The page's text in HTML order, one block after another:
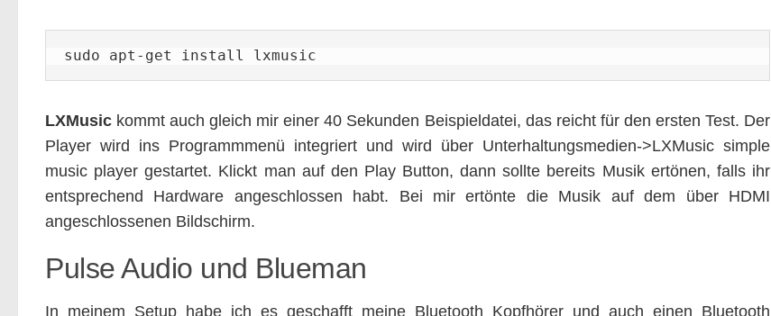
sudo apt-get install lxmusic
LXMusic kommt auch gleich mir einer 40 Sekunden Beispieldatei, das reicht für den ersten Test. Der
Player wird ins Programmmenü integriert und wird über Unterhaltungsmedien->LXMusic simple
music player gestartet. Klickt man auf den Play Button, dann sollte bereits Musik ertönen, falls ihr
entsprechend Hardware angeschlossen habt. Bei mir ertönte die Musik auf dem über HDMI
angeschlossenen Bildschirm.
Pulse Audio und Blueman
In meinem Setup habe ich es geschafft meine Bluetooth Kopfhörer und auch einen Bluetooth